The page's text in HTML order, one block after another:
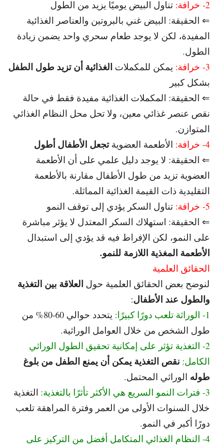
2- خرافة:
تناول البيض يوميًا يزيد من الطول
⇐ الحقيقة: البيض غني بالبروتين والعناصر الغذائية
المفيدة، لكن لا يوجد طعام سحري واحد يضمن زيادة
الطول.
3- خرافة:
يمكن للمكملات الغذائية أن تزيد طول الطفل
بشكل كبير
⇐ الحقيقة: المكملات الغذائية مفيدة فقط في حالة
نقص عنصر غذائي معين، ولا تحل محل النظام الغذائي
المتوازن.
4- خرافة:
الأطعمة العضويةتجعل الأطفال أطول
⇐ الحقيقة: لا يوجد دليل علمي على أن الأطعمة
العضوية تزيد من طول الأطفال مقارنة بالأطعمة
التقليدية ذات القيمة الغذائية المماثلة.
5- خرافة:
تناول السكر يؤدي إلى توقف النمو
⇐ الحقيقة: استهلاك السكر المعتدل لا يؤثر مباشرة
على النمو، لكن الإفراط فيه قد يؤدي إلى استبدال
الأطعمة المغذية اللازمة للنمو.
الحقائق العلمية
لنوضح بعض الحقائق العلمية حول العلاقة بين التغذية
والطول عند الأطفال:
1- الوراثة تلعب دورًا كبيرًا:
يتحدد حوالي 60-80% من
طول الشخص من خلال العوامل الوراثية.
2- التغذية تؤثر على إمكانية تحقيق الطول الوراثي
الكامل: نقص التغذية يمكن أن يمنع الطفل من بلوغ
طوله الوراثي المحتمل.
3- فترات النمو السريع هي الأكثر تأثرًا بالتغذية:
التغذية
خلال السنوات الأولى من العمر وفترة المراهقة تلعب
دورًا أكبر في النمو.
4- النظام الغذائي المتكامل أفضل من التركيز على